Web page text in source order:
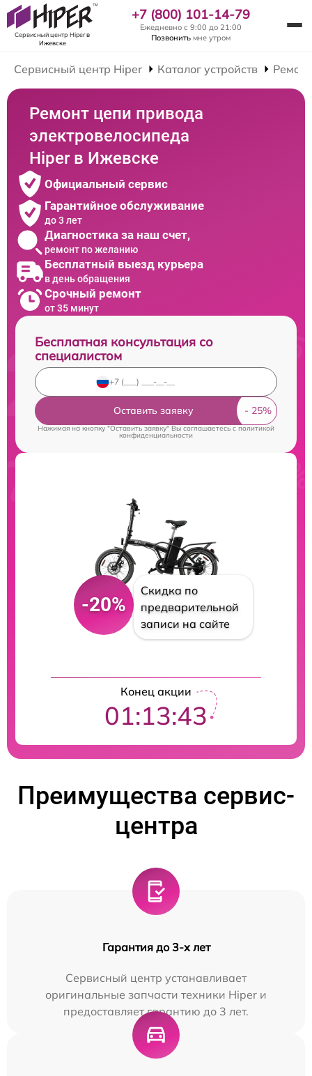
Сервисный центр Hiperв
Ижевске
+7 (800) 101-14-79
Ежедневно с 9:00 до 21:00
Позвонить мне утром
Сервисный центр Hiper Каталог устройств
Ремонт цепи привода
электровелосипеда
Hiper в Ижевске
Официальный сервис
Гарантийное обслуживание
до 3 лет
Диагностика за наш счет,
ремонт по желанию
Бесплатный выезд курьера
в день обращения
Срочный ремонт
от 35 минут
Бесплатная консультация со
специалистом
Оставить заявку
Нажимая на кнопку "Оставить заявку" Вы соглашаетесь cполитикой
конфиденциальности
-20%
Скидка по
предварительной
записи на сайте
Конец акции
01:13:43
Преимущества сервис-
центра
Гарантия до 3-х лет
Сервисный центр устанавливает
оригинальные запчасти техники Hiper и
предоставляет гарантию до 3 лет.